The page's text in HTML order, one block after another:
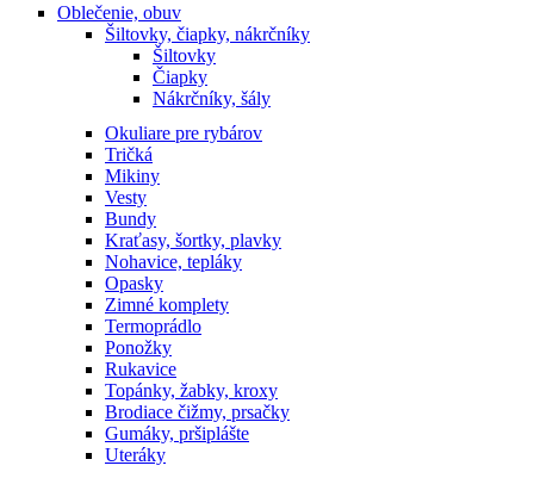
Oblečenie, obuv
Šiltovky, čiapky, nákrčníky
Šiltovky
Čiapky
Nákrčníky, šály
Okuliare pre rybárov
Tričká
Mikiny
Vesty
Bundy
Kraťasy, šortky, plavky
Nohavice, tepláky
Opasky
Zimné komplety
Termoprádlo
Ponožky
Rukavice
Topánky, žabky, kroxy
Brodiace čižmy, prsačky
Gumáky, pršiplášte
Uteráky